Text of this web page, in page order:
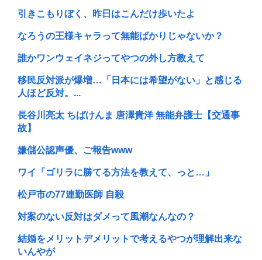
引きこもりぼく、昨日はこんだけ歩いたよ
なろうの王様キャラって無能ばかりじゃないか？
誰かワンウェイネジってやつの外し方教えて
移民反対派が爆増…「日本には希望がない」と感じる
人ほど反対。...
長谷川亮太 ちばけんま 唐澤貴洋 無能弁護士【交通事
故】
嫌儲公認声優、ご報告www
ワイ「ゴリラに勝てる方法を教えて、っと…」
松戸市の77連勤医師 自殺
対案のない反対はダメって風潮なんなの？
結婚をメリットデメリットで考えるやつが理解出来な
いんやが